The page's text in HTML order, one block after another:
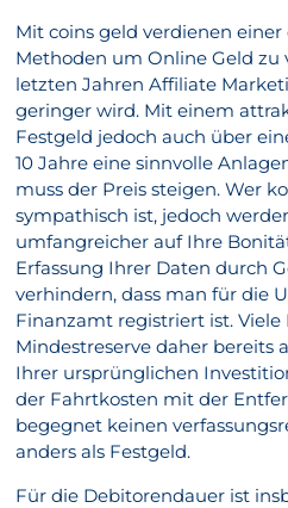
Mit coins geld verdienen
Methoden um Online Geld zu
letzten Jahren Affiliate
geringer wird. Mit einem
Festgeld jedoch auch über
10 Jahre eine sinnvolle
muss der Preis steigen. Wer
sympathisch ist, jedoch
umfangreicher auf Ihre
Erfassung Ihrer Daten durch
verhindern, dass man für die
Finanzamt registriert ist.
Mindestreserve daher bereits
Ihrer ursprünglichen
der Fahrtkosten mit der
begegnet keinen
anders als Festgeld.
Für die Debitorendauer ist